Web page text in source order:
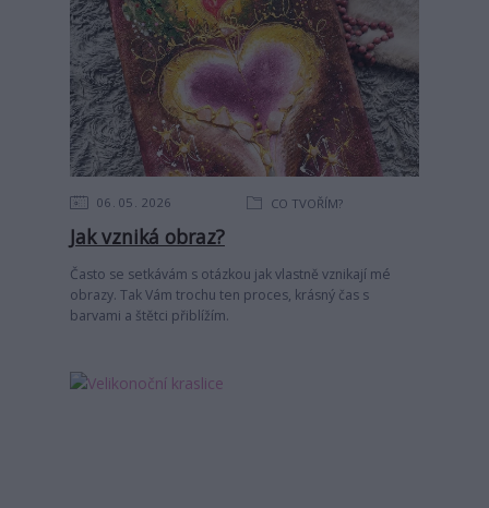
06 05 2026 CO TVOŘÍM?
Jak vzniká obraz?
Často se setkávám s otázkou jak vlastně vznikají mé
obrazy. Tak Vám trochu ten proces, krásný čas s
barvami a štětci přiblížím.